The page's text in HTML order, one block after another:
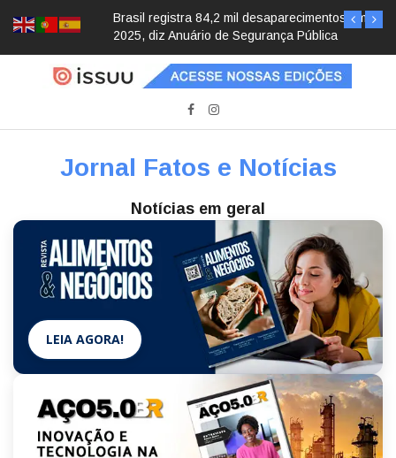
Brasil registra 84,2 mil desaparecimentos em
2025, diz Anuário de Segurança Pública
Jornal Fatos e Notícias
Notícias em geral
LEIA AGORA!